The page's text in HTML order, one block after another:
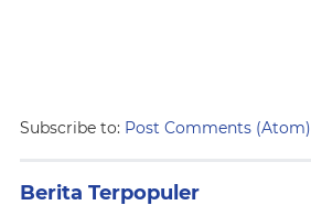
Subscribe to: Post Comments (Atom)
Berita Terpopuler